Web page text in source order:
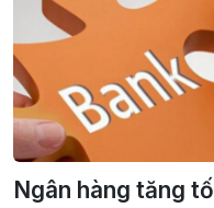
Ngân hàng tăng